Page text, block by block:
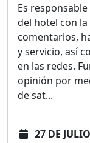
Es
del hotel con
comentarios,
y servicio, así
en las redes.
opinión por
de sat...
27 DE